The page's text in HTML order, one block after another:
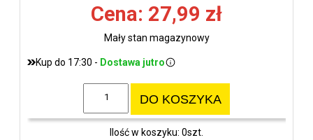
Cena: 27,99 zł
Mały stan magazynowy
Kup do 17:30 - Dostawa jutro
DO KOSZYKA
Ilość w koszyku: 0szt.